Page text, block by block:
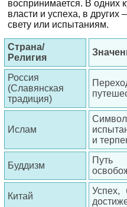
воспринимается. В одних
власти и успеха, в других
свету или испытаниям.
Страна/
Религия
Россия
(Славянская
традиция)
Ислам
и
Буддизм
Путь
Китай
Успех,